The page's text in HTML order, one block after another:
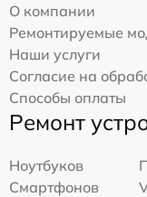
О компании
Ремонтируемые
Наши услуги
Согласие на
Способы оплаты
Ремонт
Ноутбуков
Смартфонов